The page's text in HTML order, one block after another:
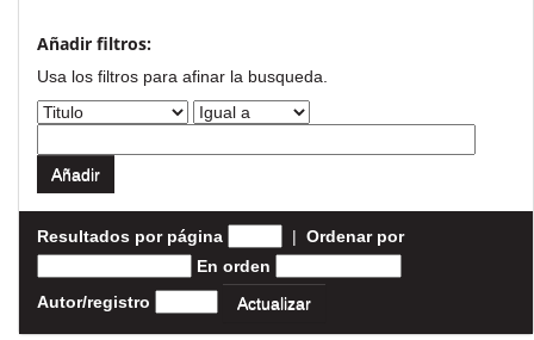
Añadir filtros:
Usa los filtros para afinar la busqueda.
Resultados por página | Ordenar por
En orden
Autor/registro